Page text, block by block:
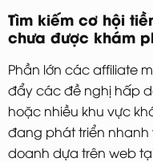
Tìm kiếm cơ hội
chưa được khám
Phần lớn các affiliate
đẩy các đề nghị hấp
hoặc nhiều khu vực
đang phát triển nhanh
doanh dựa trên web